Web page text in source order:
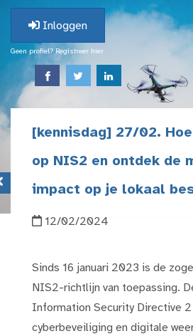
Inloggen
Geen profiel? Registreer hier.
[kennisdag] 27/02.
op NIS2 en ontdek de
impact op je lokaal
12/02/2024
Sinds 16 januari 2023 is de
NIS2-richtlijn van toepassing.
Information Security Directive
cyberbeveiliging en digitale